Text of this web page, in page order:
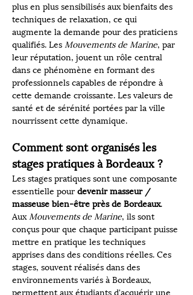
plus en plus sensibilisés aux bienfaits des
techniques de relaxation, ce qui
augmente la demande pour des praticiens
qualifiés. Les Mouvements de Marine, par
leur réputation, jouent un rôle central
dans ce phénomène en formant des
professionnels capables de répondre à
cette demande croissante. Les valeurs de
santé et de sérénité portées par la ville
nourrissent cette dynamique.
Comment sont organisés les
stages pratiques à Bordeaux ?
Les stages pratiques sont une composante
essentielle pour devenir masseur /
masseuse bien-être près de Bordeaux.
Aux Mouvements de Marine, ils sont
conçus pour que chaque participant puisse
mettre en pratique les techniques
apprises dans des conditions réelles. Ces
stages, souvent réalisés dans des
environnements variés à Bordeaux,
permettent aux étudiants d'acquérir une